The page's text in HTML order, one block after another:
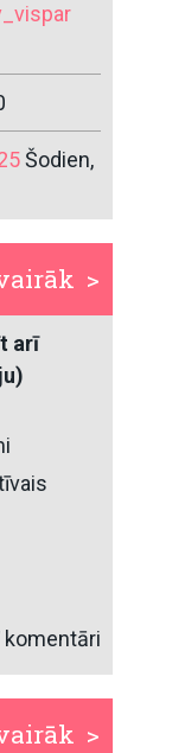
Šodien,
>
arī
komentāri
>